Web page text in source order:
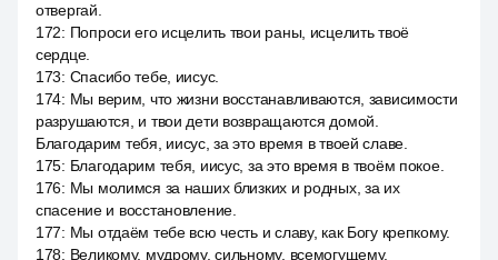
отвергай.
172: Попроси его исцелить твои раны, исцелить твоё
сердце.
173: Спасибо тебе, иисус.
174: Мы верим, что жизни восстанавливаются, зависимости
разрушаются, и твои дети возвращаются домой.
Благодарим тебя, иисус, за это время в твоей славе.
175: Благодарим тебя, иисус, за это время в твоём покое.
176: Мы молимся за наших близких и родных, за их
спасение и восстановление.
177: Мы отдаём тебе всю честь и славу, как Богу крепкому.
178: Великому, мудрому, сильному, всемогущему,